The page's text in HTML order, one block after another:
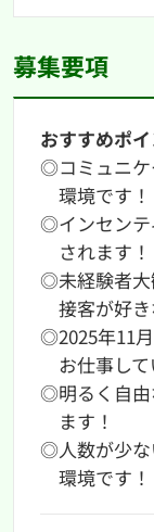
募集要項
おすすめポ
◎コミュニケ
環境です！
◎インセンテ
されます！
◎未経験者大
接客が好
◎2025年11
お仕事し
◎明るく自由
ます！
◎人数が少な
環境です！